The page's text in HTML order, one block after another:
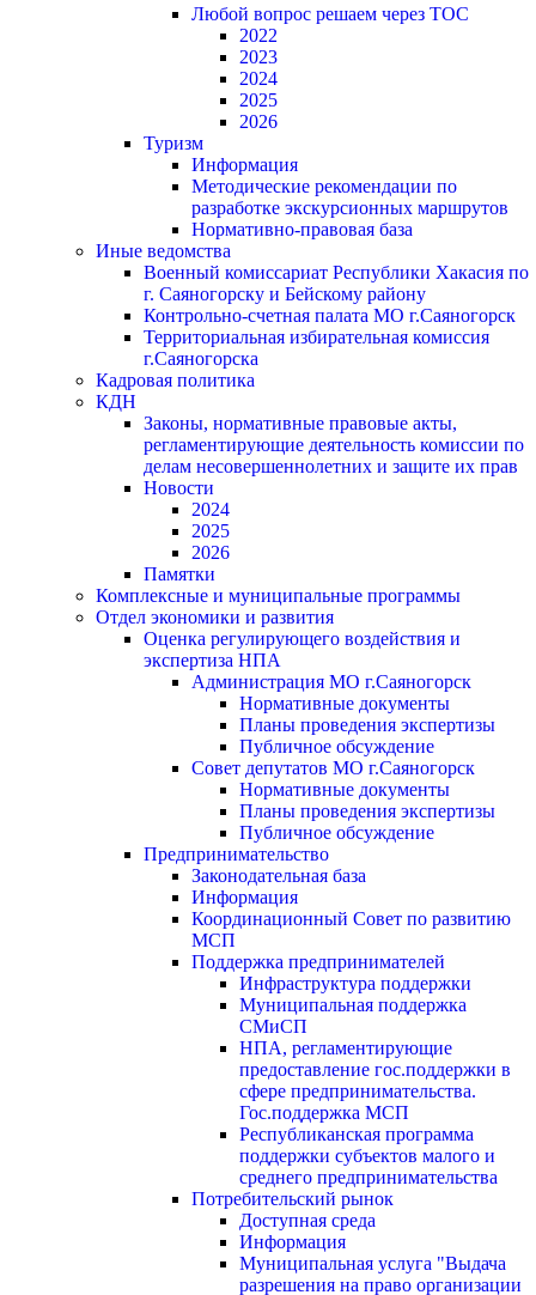
Любой вопрос решаем через ТОС
2022
2023
2024
2025
2026
Туризм
Информация
Методические рекомендации по
разработке экскурсионных маршрутов
Нормативно-правовая база
Иные ведомства
Военный комиссариат Республики Хакасия по
г. Саяногорску и Бейскому району
Контрольно-счетная палата МО г.Саяногорск
Территориальная избирательная комиссия
г.Саяногорска
Кадровая политика
КДН
Законы, нормативные правовые акты,
регламентирующие деятельность комиссии по
делам несовершеннолетних и защите их прав
Новости
2024
2025
2026
Памятки
Комплексные и муниципальные программы
Отдел экономики и развития
Оценка регулирующего воздействия и
экспертиза НПА
Администрация МО г.Саяногорск
Нормативные документы
Планы проведения экспертизы
Публичное обсуждение
Совет депутатов МО г.Саяногорск
Нормативные документы
Планы проведения экспертизы
Публичное обсуждение
Предпринимательство
Законодательная база
Информация
Координационный Совет по развитию
МСП
Поддержка предпринимателей
Инфраструктура поддержки
Муниципальная поддержка
СМиСП
НПА, регламентирующие
предоставление гос.поддержки в
сфере предпринимательства.
Гос.поддержка МСП
Республиканская программа
поддержки субъектов малого и
среднего предпринимательства
Потребительский рынок
Доступная среда
Информация
Муниципальная услуга "Выдача
разрешения на право организации